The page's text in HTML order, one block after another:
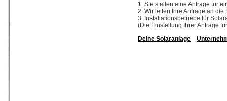
1. Sie stellen eine Anfrage für
2. Wir leiten Ihre Anfrage an
3. Installationsbetriebe für
(Die Einstellung Ihrer Anfrage
Deine Solaranlage